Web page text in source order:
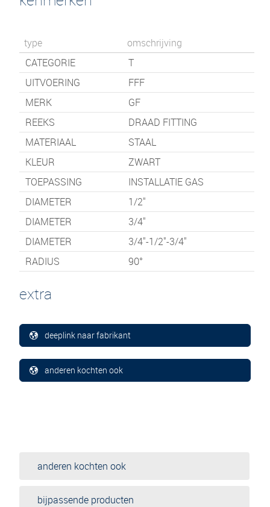
type
omschrijving
CATEGORIE
T
UITVOERING
FFF
MERK
GF
REEKS
DRAAD FITTING
MATERIAAL
STAAL
KLEUR
ZWART
TOEPASSING
INSTALLATIE GAS
DIAMETER
1/2"
DIAMETER
3/4"
DIAMETER
3/4"-1/2"-3/4"
RADIUS
90°
extra
deeplink naar fabrikant
anderen kochten ook
anderen kochten ook
bijpassende producten